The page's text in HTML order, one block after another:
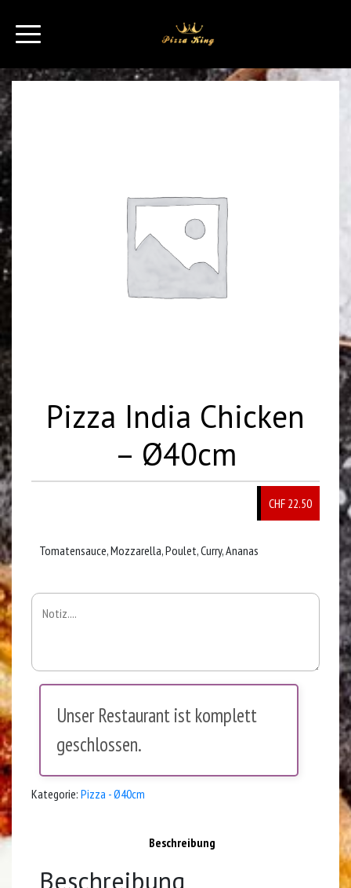
Pizza India Chicken
– Ø40cm
CHF 22.50
Tomatensauce, Mozzarella, Poulet, Curry, Ananas
Unser Restaurant ist komplett
geschlossen.
Kategorie: Pizza - Ø40cm
Beschreibung
Beschreibung